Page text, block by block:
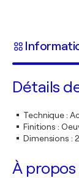
Détails
Technique:
Finitions :
Dimensions :
À propos